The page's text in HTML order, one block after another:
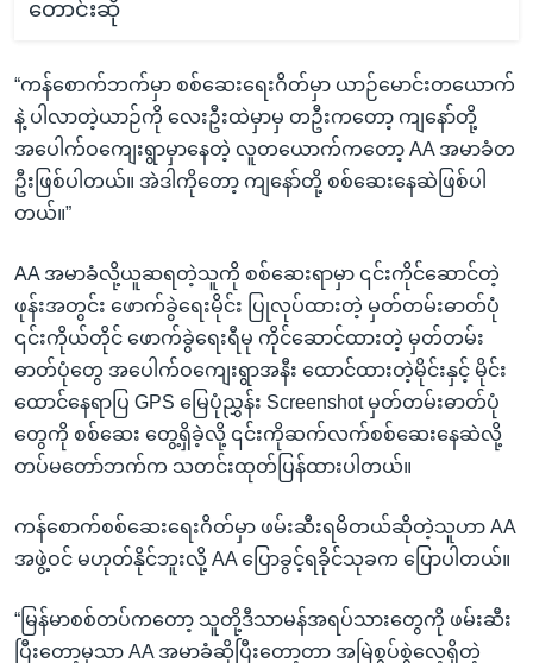
တောင်းဆို
“ကန်စောက်ဘက်မှာ စစ်ဆေးရေးဂိတ်မှာ ယာဉ်မောင်းတယောက်
နဲ့ ပါလာတဲ့ယာဉ်ကို လေးဦးထဲမှာမှ တဦးကတော့ ကျနော်တို့
အပေါက်ဝကျေးရွာမှာနေတဲ့ လူတယောက်ကတော့ AA အမာခံတ
ဦးဖြစ်ပါတယ်။ အဲဒါကိုတော့ ကျနော်တို့ စစ်ဆေးနေဆဲဖြစ်ပါ
တယ်။”
AA အမာခံလို့ယူဆရတဲ့သူကို စစ်ဆေးရာမှာ ၎င်းကိုင်ဆောင်တဲ့
ဖုန်းအတွင်း ဖောက်ခွဲရေးမိုင်း ပြုလုပ်ထားတဲ့ မှတ်တမ်းဓာတ်ပုံ
၎င်းကိုယ်တိုင် ဖောက်ခွဲရေးရီမု ကိုင်ဆောင်ထားတဲ့ မှတ်တမ်း
ဓာတ်ပုံတွေ အပေါက်ဝကျေးရွာအနီး ထောင်ထားတဲ့မိုင်းနှင့် မိုင်း
ထောင်နေရာပြ GPS မြေပုံညွှန်း Screenshot မှတ်တမ်းဓာတ်ပုံ
တွေကို စစ်ဆေး တွေ့ရှိခဲ့လို့ ၎င်းကိုဆက်လက်စစ်ဆေးနေဆဲလို့
တပ်မတော်ဘက်က သတင်းထုတ်ပြန်ထားပါတယ်။
ကန်စောက်စစ်ဆေးရေးဂိတ်မှာ ဖမ်းဆီးရမိတယ်ဆိုတဲ့သူဟာ AA
အဖွဲ့ဝင် မဟုတ်နိုင်ဘူးလို့ AA ပြောခွင့်ရခိုင်သုခက ပြောပါတယ်။
“မြန်မာစစ်တပ်ကတော့ သူတို့ဒီသာမန်အရပ်သားတွေကို ဖမ်းဆီး
ပြီးတော့မှသာ AA အမာခံဆိုပြီးတော့တာ အမြဲစွပ်စွဲလေ့ရှိတဲ့